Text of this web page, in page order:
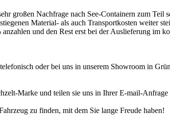
großen Nachfrage nach See-Containern zum Teil
Material- als auch Transportkosten weiter
und den Rest erst bei der Auslieferung im
oder bei uns in unserem Showroom in
Marke und teilen sie uns in Ihrer E-mail-Anfrage
zu finden, mit dem Sie lange Freude haben!